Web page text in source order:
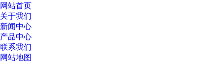
网站首页
关于我们
新闻中心
产品中心
联系我们
网站地图